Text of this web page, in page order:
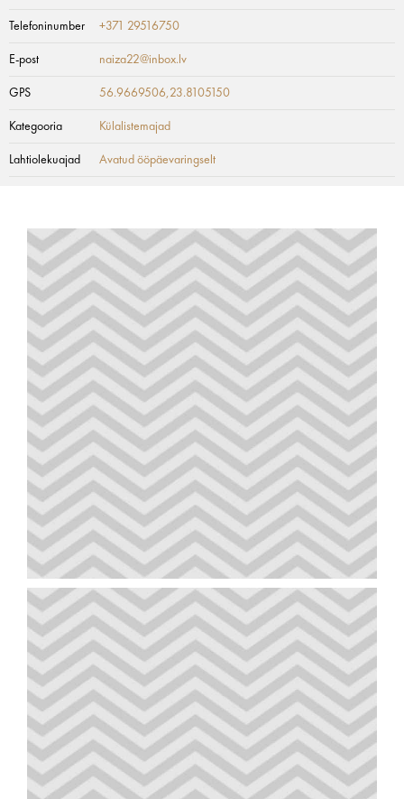
Telefoninumber +371 29516750
E-post naiza22@inbox.lv
GPS 56.9669506,23.8105150
Kategooria Külalistemajad
Lahtiolekuajad Avatud ööpäevaringselt